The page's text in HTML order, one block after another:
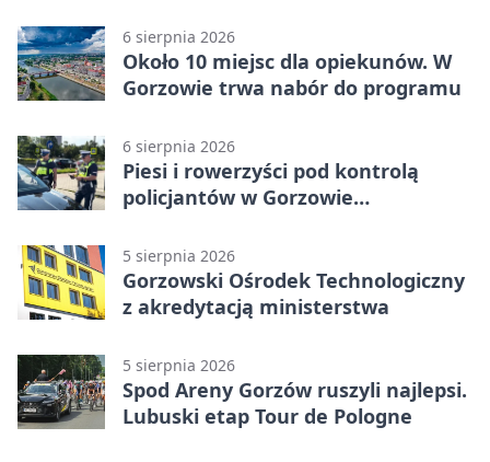
6 sierpnia 2026
Około 10 miejsc dla opiekunów. W
Gorzowie trwa nabór do programu
6 sierpnia 2026
Piesi i rowerzyści pod kontrolą
policjantów w Gorzowie
5 sierpnia 2026
Gorzowski Ośrodek Technologiczny
z akredytacją ministerstwa
5 sierpnia 2026
Spod Areny Gorzów ruszyli najlepsi.
Lubuski etap Tour de Pologne